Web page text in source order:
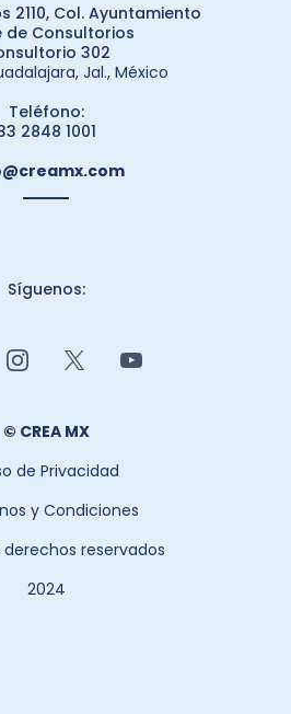
2110, Col. Ayuntamiento
de Consultorios
302
Jal., México
Teléfono:
2848 1001
Síguenos:
© CREA MX
de Privacidad
y Condiciones
derechos reservados
2024